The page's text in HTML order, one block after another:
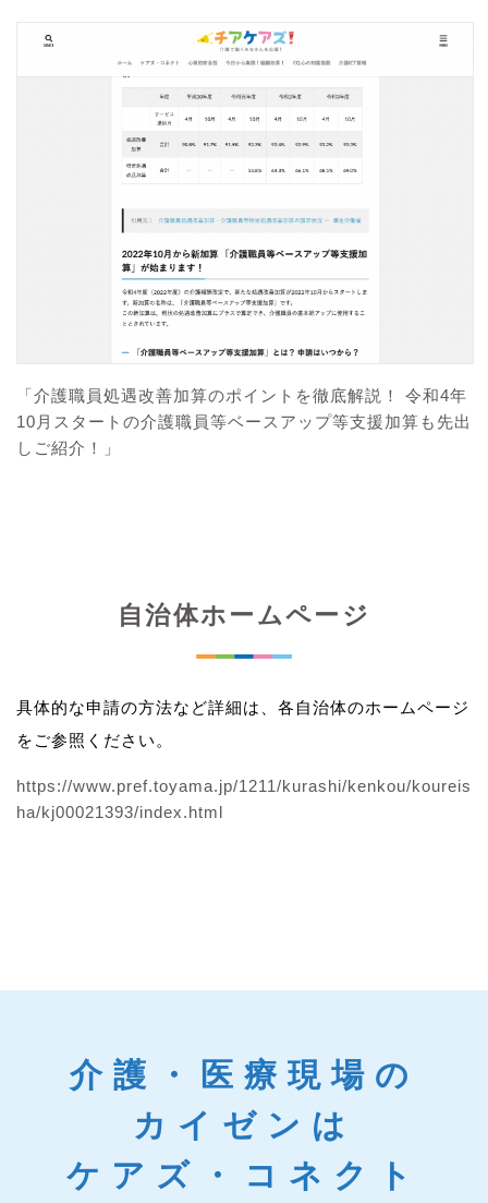
「介護職員処遇改善加算のポイントを徹底解説！ 令和4年
10月スタートの介護職員等ベースアップ等支援加算も先出
しご紹介！」
自治体ホームページ
具体的な申請の方法など詳細は、各自治体のホームページ
をご参照ください。
https://www.pref.toyama.jp/1211/kurashi/kenkou/koureis
ha/kj00021393/index.html
介護・医療現場の
カイゼンは
ケアズ・コネクト